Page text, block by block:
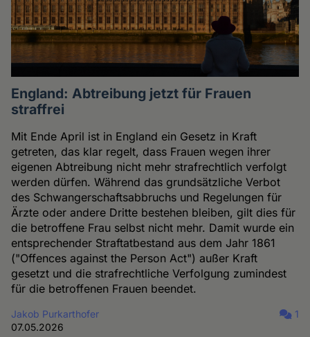
England: Abtreibung jetzt für Frauen
straffrei
Mit Ende April ist in England ein Gesetz in Kraft
getreten, das klar regelt, dass Frauen wegen ihrer
eigenen Abtreibung nicht mehr strafrechtlich verfolgt
werden dürfen. Während das grundsätzliche Verbot
des Schwangerschaftsabbruchs und Regelungen für
Ärzte oder andere Dritte bestehen bleiben, gilt dies für
die betroffene Frau selbst nicht mehr. Damit wurde ein
entsprechender Straftatbestand aus dem Jahr 1861
("Offences against the Person Act") außer Kraft
gesetzt und die strafrechtliche Verfolgung zumindest
für die betroffenen Frauen beendet.
Jakob Purkarthofer
07.05.2026
1